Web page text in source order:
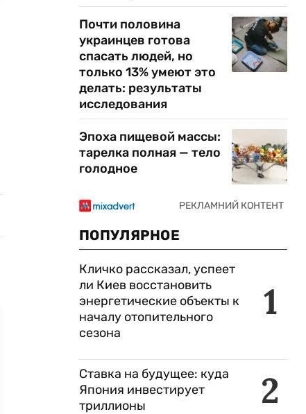
Почти половина
украинцев готова
спасать людей, но
только 13% умеют это
делать: результаты
исследования
Эпоха пищевой массы:
тарелка полная — тело
голодное
ПОПУЛЯРНОЕ
1
Кличко рассказал, успеет
ли Киев восстановить
энергетические объекты к
началу отопительного
сезона
2
Ставка на будущее: куда
Япония инвестирует
триллионы